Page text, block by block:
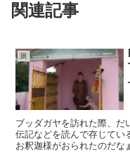
関連記事
旅
ブッダガヤを訪れた際、だ
伝記などを読んで存じてい
お釈迦様がおられたのだな